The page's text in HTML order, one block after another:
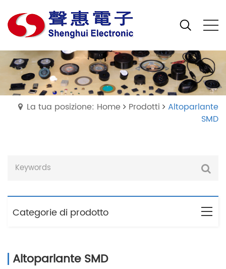
La tua posizione: Home Prodotti
Altoparlante
SMD
Categorie di prodotto
Altoparlante SMD